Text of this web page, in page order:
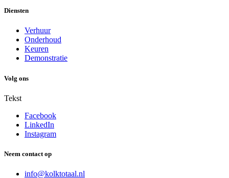
Diensten
Verhuur
Onderhoud
Keuren
Demonstratie
Volg ons
Tekst
Facebook
LinkedIn
Instagram
Neem contact op
info@kolktotaal.nl